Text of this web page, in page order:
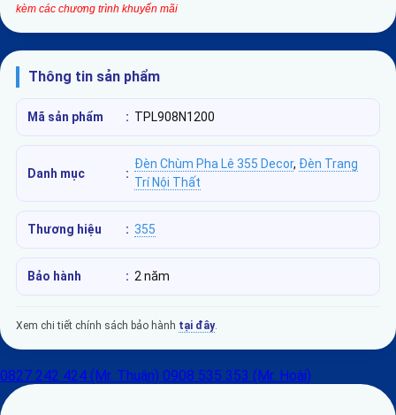
kèm các chương trình khuyến mãi
Thông tin sản phẩm
Mã sản phẩm : TPL908N1200
Danh mục :
Đèn Chùm Pha Lê 355 Decor, Đèn Trang
Trí Nội Thất
Thương hiệu : 355
Bảo hành : 2 năm
Xem chi tiết chính sách bảo hành tại đây.
0827 242 424 (Mr. Thuận) 0908 535 353 (Mr. Hoài)